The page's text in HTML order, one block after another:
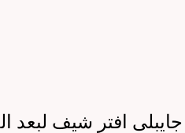
افتر شيف لبعد